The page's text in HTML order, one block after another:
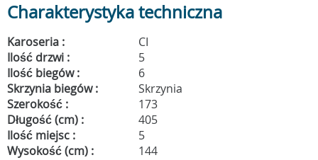
Charakterystyka techniczna
Karoseria :
CI
Ilość drzwi :
5
Ilość biegów :
6
Skrzynia biegów :
Skrzynia
Szerokość :
173
Długość (cm) :
405
Ilość miejsc :
5
Wysokość (cm) :
144